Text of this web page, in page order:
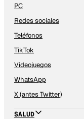
PC
Redes sociales
Teléfonos
TikTok
Videojuegos
WhatsApp
X (antes Twitter)
SALUD